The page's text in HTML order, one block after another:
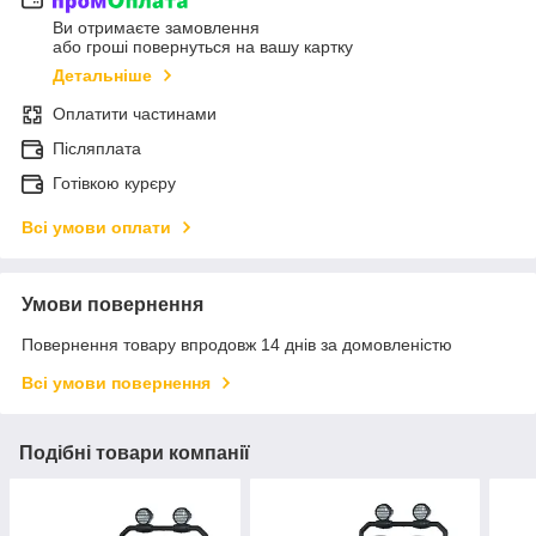
Ви отримаєте замовлення
або гроші повернуться на вашу картку
Детальніше
Оплатити частинами
Післяплата
Готівкою курєру
Всі умови оплати
Умови повернення
Повернення товару впродовж 14 днів за домовленістю
Всі умови повернення
Подібні товари компанії